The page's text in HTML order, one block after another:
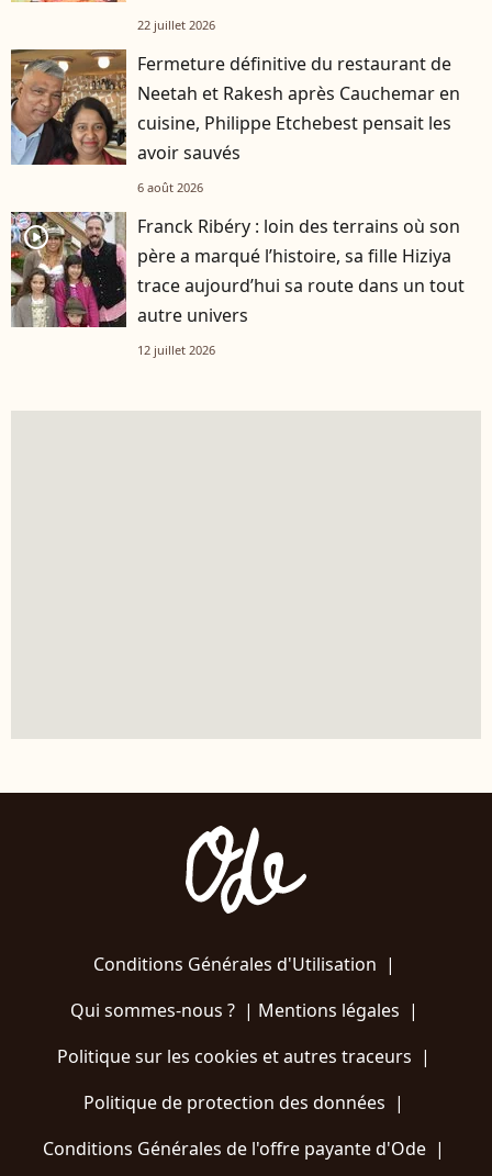
22 juillet 2026
Fermeture définitive du restaurant de
Neetah et Rakesh après Cauchemar en
cuisine, Philippe Etchebest pensait les
avoir sauvés
6 août 2026
player2
Franck Ribéry : loin des terrains où son
père a marqué l’histoire, sa fille Hiziya
trace aujourd’hui sa route dans un tout
autre univers
12 juillet 2026
Conditions Générales d'Utilisation |
Qui sommes-nous ?| Mentions légales |
Politique sur les cookies et autres traceurs |
Politique de protection des données |
Conditions Générales de l'offre payante d'Ode |